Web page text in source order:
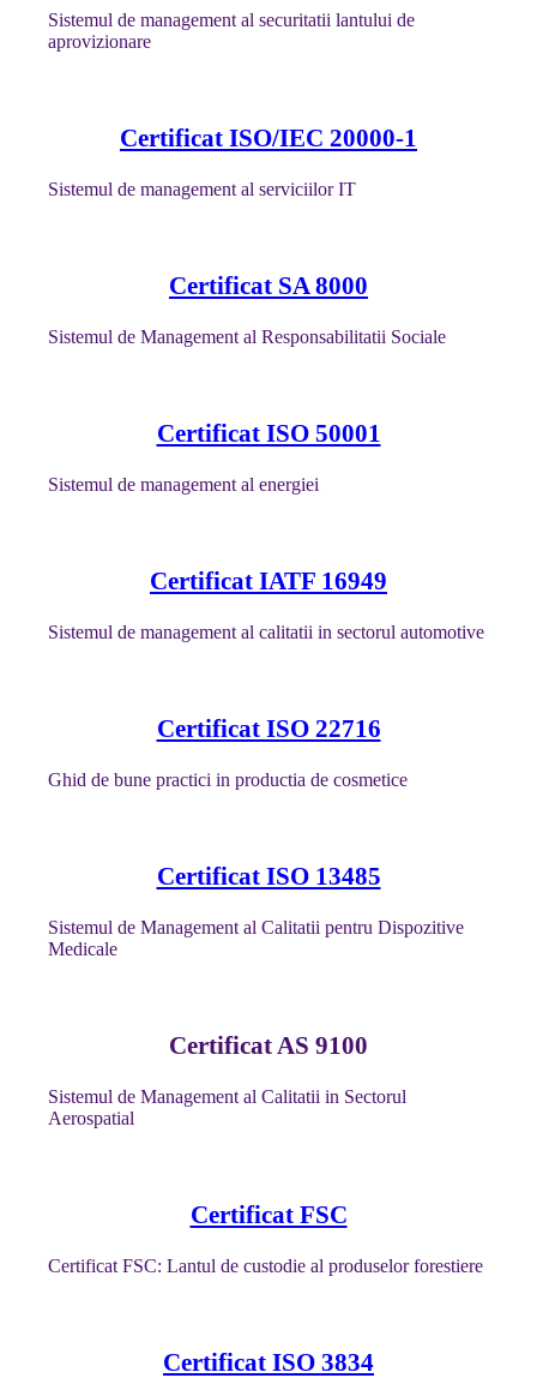
Sistemul de management al securitatii lantului de
aprovizionare
Certificat ISO/IEC 20000-1
Sistemul de management al serviciilor IT
Certificat SA 8000
Sistemul de Management al Responsabilitatii Sociale
Certificat ISO 50001
Sistemul de management al energiei
Certificat IATF 16949
Sistemul de management al calitatii in sectorul automotive
Certificat ISO 22716
Ghid de bune practici in productia de cosmetice
Certificat ISO 13485
Sistemul de Management al Calitatii pentru Dispozitive
Medicale
Certificat AS 9100
Sistemul de Management al Calitatii in Sectorul
Aerospatial
Certificat FSC
Certificat FSC: Lantul de custodie al produselor forestiere
Certificat ISO 3834